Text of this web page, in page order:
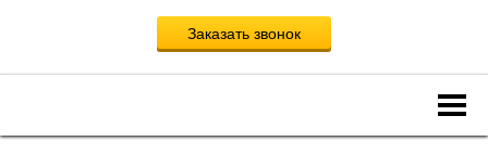
Заказать звонок